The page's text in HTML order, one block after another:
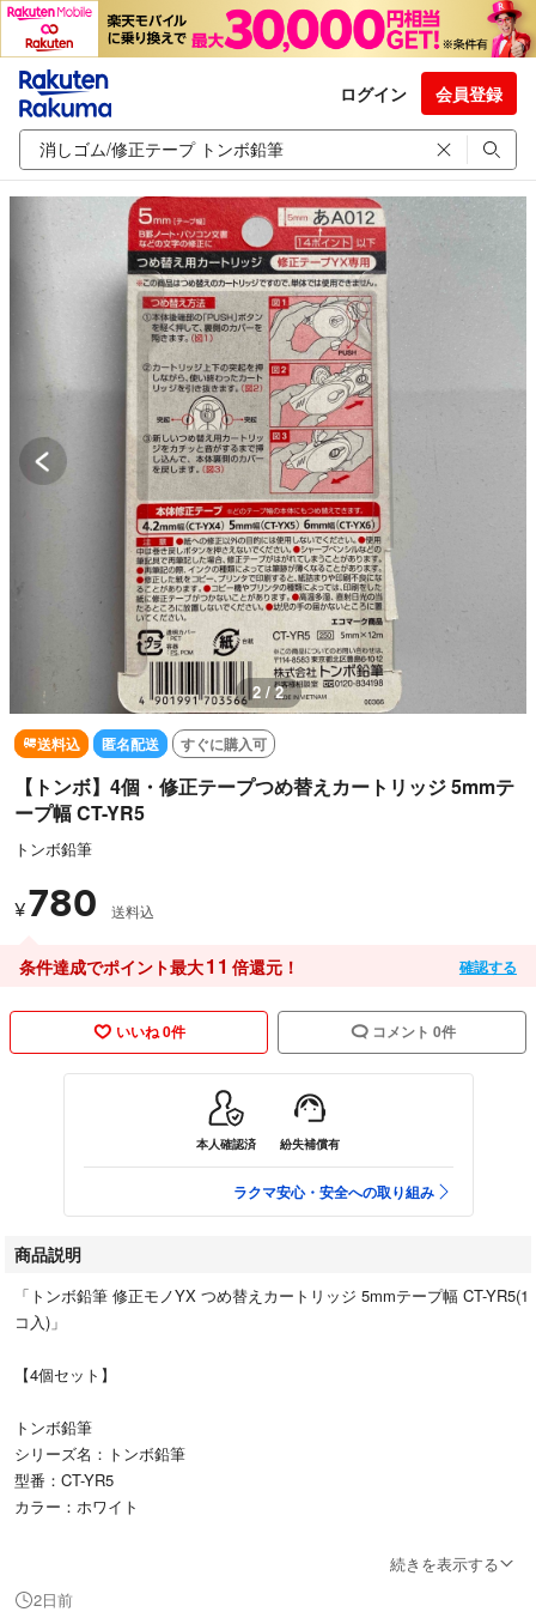
ログイン 会員登録
2 / 2
送料込 匿名配送 すぐに購入可
【トンボ】4個・修正テープつめ替えカートリッジ 5mmテ
ープ幅 CT-YR5
トンボ鉛筆
¥780 送料込
条件達成でポイント最大11 倍還元！ 確認する
いいね 0件 コメント 0件
本人確認済 紛失補償有
ラクマ安心・安全への取り組み
商品説明
「トンボ鉛筆 修正モノYX つめ替えカートリッジ 5mmテープ幅 CT-YR5(1
コ入)」
【4個セット】
トンボ鉛筆
シリーズ名：トンボ鉛筆
型番：CT-YR5
カラー：ホワイト
⚠️自宅保管品です。ご理解いただける方のみお取引ください。
続きを表示する
2日前